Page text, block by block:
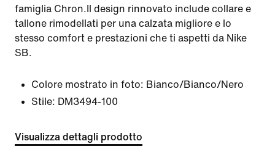
famiglia Chron.Il design rinnovato include collare e
tallone rimodellati per una calzata migliore e lo
stesso comfort e prestazioni che ti aspetti da Nike
SB.
Colore mostrato in foto: Bianco/Bianco/Nero
Stile: DM3494-100
Visualizza dettagli prodotto